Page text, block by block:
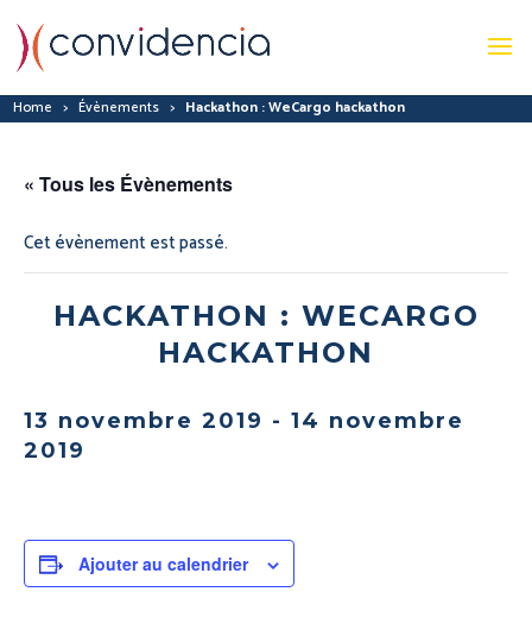
Home >Évènements > Hackathon : WeCargo hackathon
« Tous les Évènements
Cet évènement est passé.
HACKATHON : WECARGO
HACKATHON
13 novembre 2019 - 14 novembre
2019
Ajouter au calendrier